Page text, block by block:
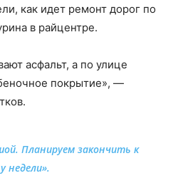
как идет ремонт дорог по
в райцентре.
асфальт, а по улице
покрытие», —
Планируем закончить к
недели».